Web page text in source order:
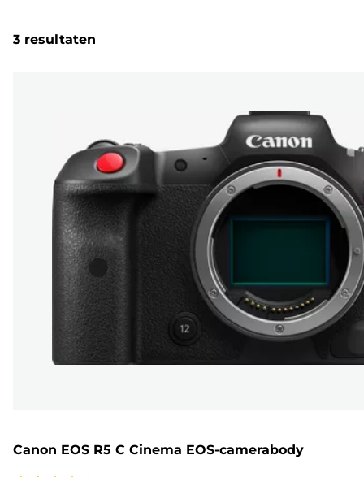
3 resultaten
Canon EOS R5 C Cinema EOS-camerabody